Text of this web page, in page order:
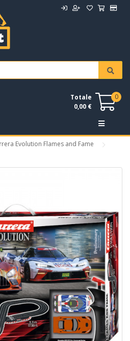
0
Totale
0,00 €
Evolution Flames and Fame